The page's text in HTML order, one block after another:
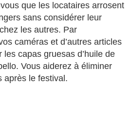
que les locataires arrosent
sans considérer leur
les autres. Par
caméras et d’autres articles
capas gruesas d’huile de
Vous aiderez à éliminer
après le festival.